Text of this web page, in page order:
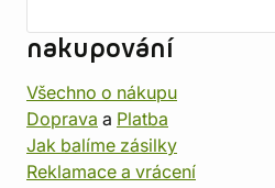
nakupování
Všechno o nákupu
Doprava a Platba
Jak balíme zásilky
Reklamace a vrácení